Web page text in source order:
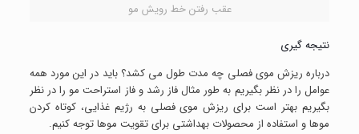
عقب رفتن خط رویش مو
نتیجه گیری
درباره ریزش موی فصلی چه مدت طول می کشد؟ باید در این مورد همه
عوامل را در نظر بگیریم به طور مثال فاز رشد و فاز استراحت مو را در نظر
بگیریم بهتر است برای ریزش موی فصلی به رژیم غذایی، کوتاه کردن
موها و استفاده از محصولات بهداشتی برای تقویت موها توجه کنیم.